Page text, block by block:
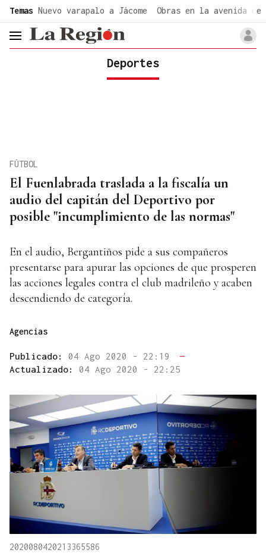
Temas Nuevo varapalo a Jácome Obras en la avenida de
header.menu.open
Deportes
El Fuenlabrada traslada a la fiscalía un
audio del capitán del Deportivo por
posible "incumplimiento de las normas"
FÚTBOL
En el audio, Bergantiños pide a sus compañeros
presentarse para apurar las opciones de que prosperen
las acciones legales contra el club madrileño y acaben
descendiendo de categoría.
Agencias
Publicado: 04 Ago 2020 - 22:19
—
Actualizado: 04 Ago 2020 - 22:25
2020080420213365586